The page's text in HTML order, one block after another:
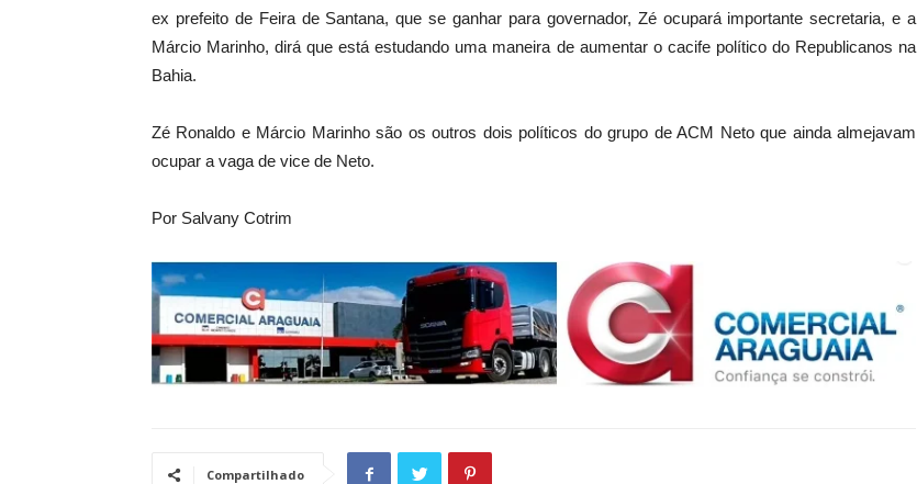
ex prefeito de Feira de Santana, que se ganhar para governador, Zé ocupará importante secretaria, e a
Márcio Marinho, dirá que está estudando uma maneira de aumentar o cacife político do Republicanos na
Bahia.
Zé Ronaldo e Márcio Marinho são os outros dois políticos do grupo de ACM Neto que ainda almejavam
ocupar a vaga de vice de Neto.
Por Salvany Cotrim
Compartilhado